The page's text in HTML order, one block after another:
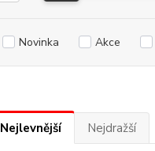
Novinka Akce
Nejlevnější Nejdražší